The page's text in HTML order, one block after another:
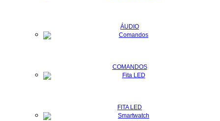
ÁUDIO
COMANDOS
FITA LED